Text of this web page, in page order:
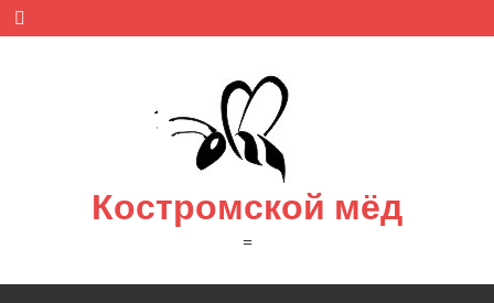
Skip
content
Костромской мёд
=